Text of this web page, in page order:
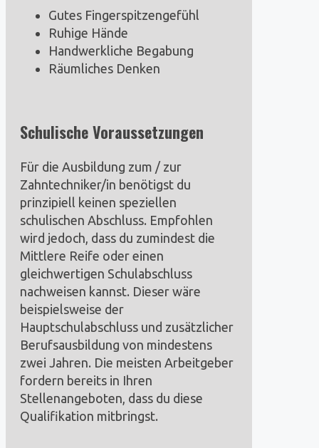
Gutes Fingerspitzengefühl
Ruhige Hände
Handwerkliche Begabung
Räumliches Denken
Schulische Voraussetzungen
Für die Ausbildung zum / zur
Zahntechniker/in benötigst du
prinzipiell keinen speziellen
schulischen Abschluss. Empfohlen
wird jedoch, dass du zumindest die
Mittlere Reife oder einen
gleichwertigen Schulabschluss
nachweisen kannst. Dieser wäre
beispielsweise der
Hauptschulabschluss und zusätzlicher
Berufsausbildung von mindestens
zwei Jahren. Die meisten Arbeitgeber
fordern bereits in Ihren
Stellenangeboten, dass du diese
Qualifikation mitbringst.